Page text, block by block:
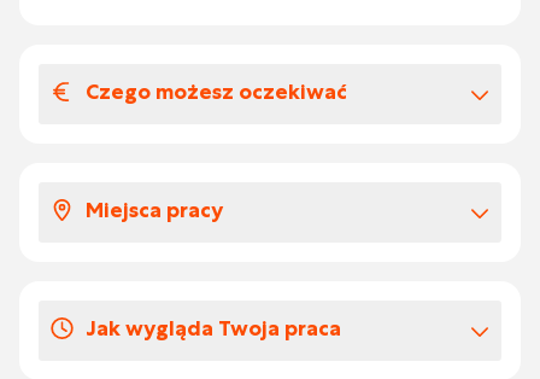
Czego możesz oczekiwać
Piękne wynagrodzenie w wysokości €
Szkolenie odbywa się w zespole
Miejsca pracy
w Ronse. Produkcja odbywa się w
Jak wygląda Twoja praca